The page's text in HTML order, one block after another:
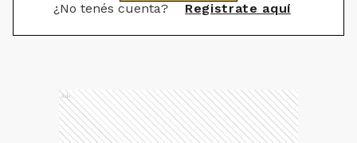
¿No tenés cuenta? Registrate aquí
Ads